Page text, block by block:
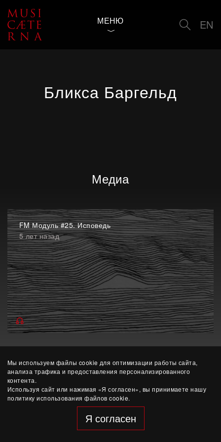
Мы используем файлы cookie для оптимизации работы сайта,
анализа трафика и предоставления персонализированного
контента.
Используя сайт или нажимая «Я согласен», вы принимаете нашу
политику использования файлов cookie.
Я согласен
МЕНЮ EN
Бликса Баргельд
Медиа
FM Модуль #25. Исповедь
5 лет назад
© ЧУК «Этерна»
разработка сайта — Yep!